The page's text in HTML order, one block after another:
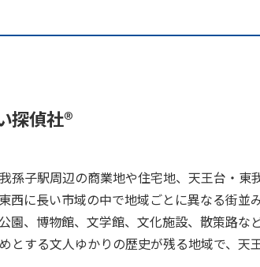
探偵社®︎
子駅周辺の商業地や住宅地、天王台・東
西に長い市域の中で地域ごとに異なる街並
、博物館、文学館、文化施設、散策路な
とする文人ゆかりの歴史が残る地域で、天